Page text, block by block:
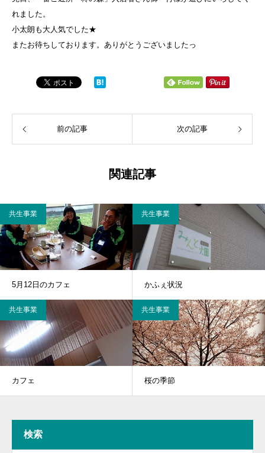
れました。
小太朗も大人気でした★
またお待ちしております。ありがとうございましたっ
前の記事 次の記事
関連記事
共生事業
5月12日のカフェ
共生事業
かふぇ状況
共生事業
カフェ
共生事業
桜の季節
検索